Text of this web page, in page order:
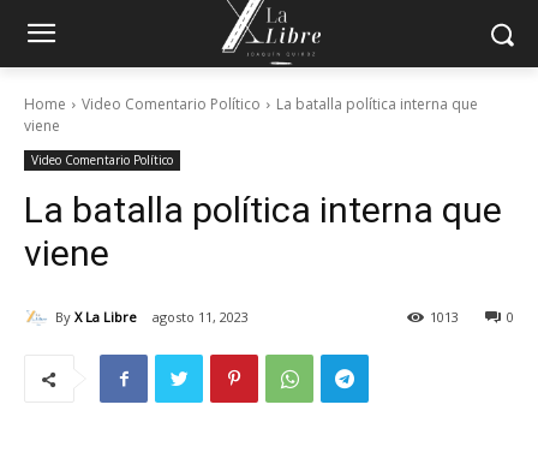
Home Video Comentario Político
La batalla política interna que
viene
Video Comentario Político
La batalla política interna que
viene
By X La Libre agosto 11, 2023 0
1013